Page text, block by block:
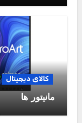
کالای دیجیتال
مانیتور ها